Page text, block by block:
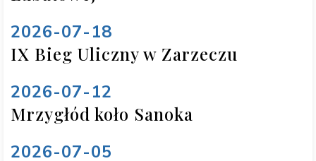
2026-07-18
IX Bieg Uliczny w Zarzeczu
2026-07-12
Mrzygłód koło Sanoka
2026-07-05